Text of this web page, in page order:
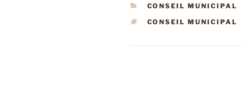
CATÉGORIES
CONSEIL MUNICIPAL
ÉTIQUETTES
CONSEIL MUNICIPAL